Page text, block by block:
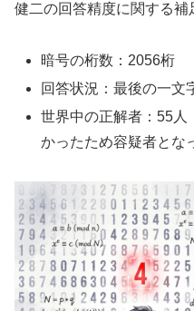
健二の回答精度に関する補
暗号の桁数：2056桁
回答状況：最後の一文
世界中の正解者：55人
かったため容疑者とな